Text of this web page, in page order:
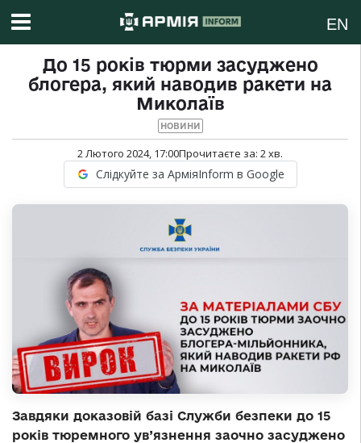
EN
До 15 років тюрми засуджено
блогера, який наводив ракети на
Миколаїв
НОВИНИ
2 Лютого 2024, 17:00Прочитаєте за: 2хв.
Слідкуйте за АрміяInform в Google
Завдяки доказовій базі Служби безпеки до 15
років тюремного ув’язнення заочно засуджено